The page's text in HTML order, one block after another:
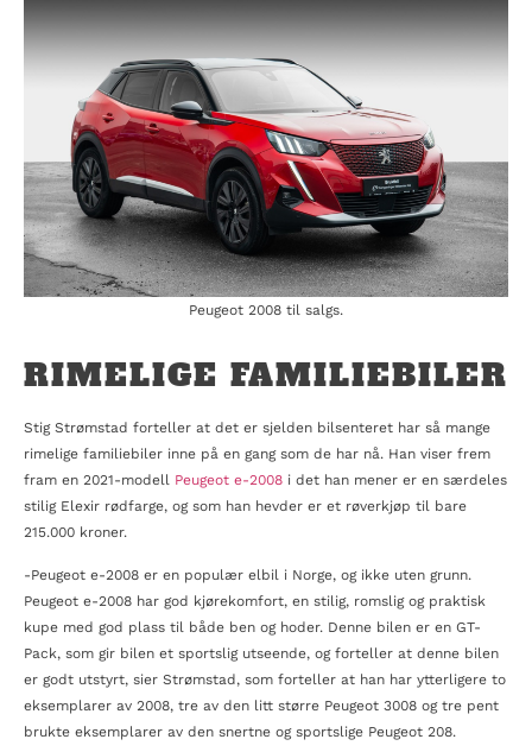
Peugeot 2008 til salgs.
RIMELIGE FAMILIEBILER
Stig Strømstad forteller at det er sjelden bilsenteret har så mange
rimelige familiebiler inne på en gang som de har nå. Han viser frem
fram en 2021-modell Peugeot e-2008 i det han mener er en særdeles
stilig Elexir rødfarge, og som han hevder er et røverkjøp til bare
215.000 kroner.
-Peugeot e-2008 er en populær elbil i Norge, og ikke uten grunn.
Peugeot e-2008 har god kjørekomfort, en stilig, romslig og praktisk
kupe med god plass til både ben og hoder. Denne bilen er en GT-
Pack, som gir bilen et sportslig utseende, og forteller at denne bilen
er godt utstyrt, sier Strømstad, som forteller at han har ytterligere to
eksemplarer av 2008, tre av den litt større Peugeot 3008 og tre pent
brukte eksemplarer av den snertne og sportslige Peugeot 208.